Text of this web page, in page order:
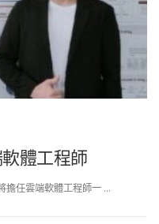
體工程師
擔任雲端軟體工程師一 …